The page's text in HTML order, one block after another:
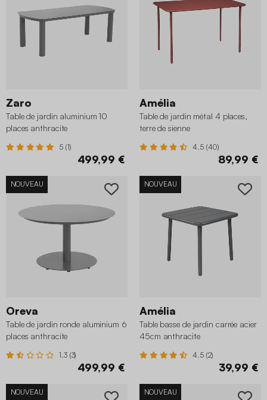
Zaro
Table de jardin aluminium 10
places anthracite
5 (1)
499,99 €
Amélia
Table de jardin métal 4 places,
terre de sienne
4.5 (40)
89,99 €
NOUVEAU
Oreva
Table de jardin ronde aluminium 6
places anthracite
1.3 (3)
499,99 €
NOUVEAU
Amélia
Table basse de jardin carrée acier
45cm anthracite
4.5 (2)
39,99 €
NOUVEAU NOUVEAU